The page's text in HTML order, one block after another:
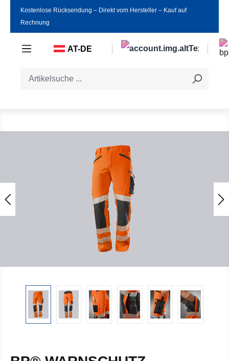
Zum Hauptinhalt springen
Kostenlose Rücksendung ‒ Direkt vom Hersteller ‒ Kauf auf
Rechnung
AT-DE